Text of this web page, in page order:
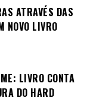
ATRAVÉS DAS
NOVO LIVRO
LIVRO CONTA
DO HARD